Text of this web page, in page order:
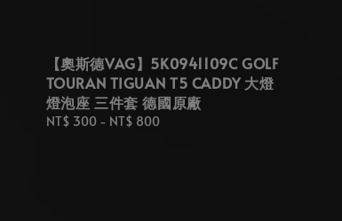
【奧斯德VAG】5K0941109C GOLF
TOURAN TIGUAN T5 CADDY 大燈
燈泡座 三件套 德國原廠
Regular
NT$ 300- NT$ 800